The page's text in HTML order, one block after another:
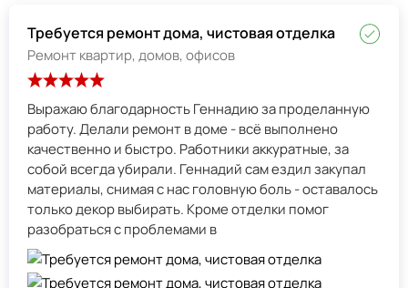
Требуется ремонт дома, чистовая отделка
Ремонт квартир, домов, офисов
Выражаю благодарность Геннадию за проделанную
работу. Делали ремонт в доме - всё выполнено
качественно и быстро. Работники аккуратные, за
собой всегда убирали. Геннадий сам ездил закупал
материалы, снимая с нас головную боль - оставалось
только декор выбирать. Кроме отделки помог
разобраться с проблемами в